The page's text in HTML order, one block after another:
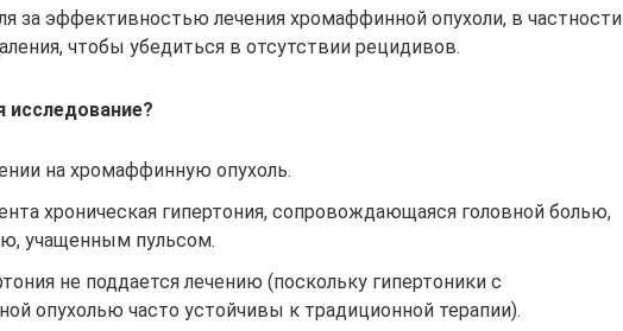
за эффективностью лечения хромаффинной опухоли, в частности
чтобы убедиться в отсутствии рецидивов.
исследование?
на хромаффинную опухоль.
хроническая гипертония, сопровождающаяся головной болью,
учащенным пульсом.
не поддается лечению (поскольку гипертоники с
опухолью часто устойчивы к традиционной терапии).